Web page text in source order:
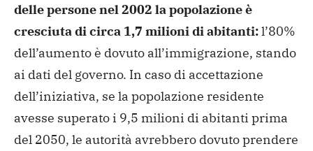
delle persone nel 2002 la popolazione è
cresciuta di circa 1,7 milioni di abitanti:l’80%
dell’aumento è dovuto all’immigrazione, stando
ai dati del governo. In caso di accettazione
dell’iniziativa, se la popolazione residente
avesse superato i 9,5 milioni di abitanti prima
del 2050, le autorità avrebbero dovuto prendere